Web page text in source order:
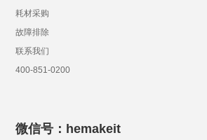
耗材采购
故障排除
联系我们
400-851-0200
微信号：hemakeit